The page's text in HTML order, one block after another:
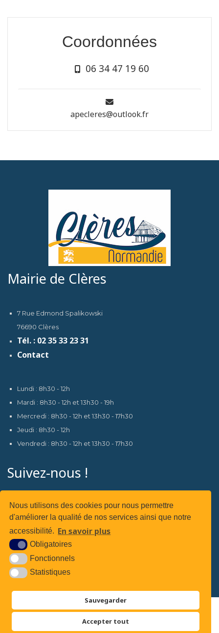
Nous utilisons des cookies pour nous permettre
d'améliorer la qualité de nos services ainsi que notre
accessibilité. En savoir plus
Obligatoires
Fonctionnels
Statistiques
Sauvegarder
Accepter tout
Coordonnées
06 34 47 19 60
apecleres@outlook.fr
Mairie de Clères
7 Rue Edmond Spalikowski
76690 Clères
Tél. : 02 35 33 23 31
Contact
Lundi : 8h30 - 12h
Mardi : 8h30 - 12h et 13h30 - 19h
Mercredi : 8h30 - 12h et 13h30 - 17h30
Jeudi : 8h30 - 12h
Vendredi : 8h30 - 12h et 13h30 - 17h30
Suivez-nous !
Suivez-nous sur
Plan du site